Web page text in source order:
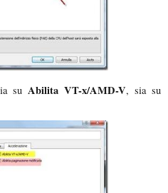
su Abilita VT-x/AMD-V, sia su